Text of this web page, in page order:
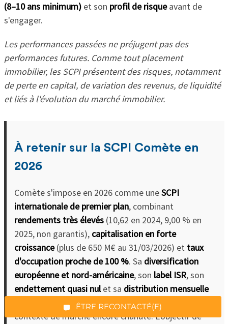
*Champs obligatoires
“Excellent”, 165 avis
ÊTRE RECONTACTÉ(E)
(8–10 ans minimum)et son profil de risqueavant de
s'engager.
Les performances passées ne préjugent pas des
performances futures. Comme tout placement
immobilier, les SCPI présentent des risques, notamment
de perte en capital, de variation des revenus, de liquidité
et liés à l'évolution du marché immobilier.
À retenir sur la SCPI Comète en
2026
Comète s'impose en 2026 comme uneSCPI
internationale de premier plan, combinant
rendements très élevés(10,62 en 2024, 9,00 % en
2025, non garantis), capitalisation en forte
croissance(plus de 650 M€ au 31/03/2026) et taux
d'occupation proche de 100 %. Sa diversification
européenne et nord-américaine, son label ISR, son
endettement quasi nulet sa distribution mensuelle
en font un véhicule particulièrement robuste dans un
contexte de marché encore chahuté. L'objectif de